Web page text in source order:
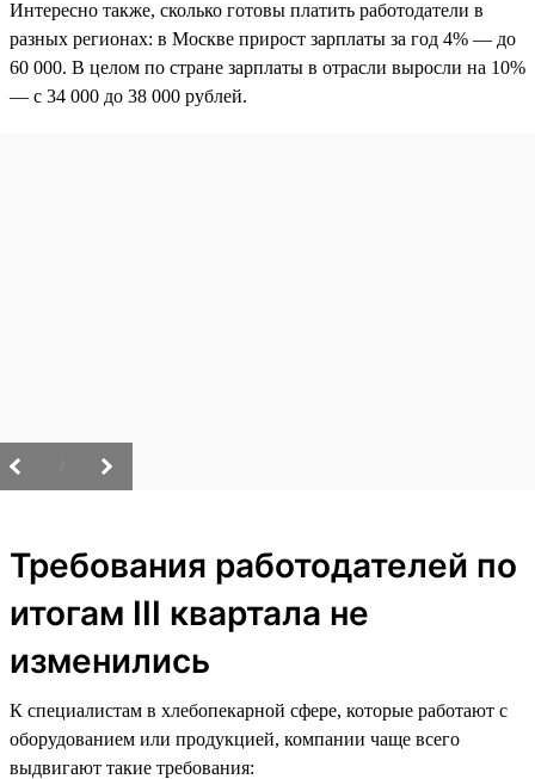
Интересно также, сколько готовы платить работодатели в
разных регионах: в Москве прирост зарплаты за год 4% — до
60 000. В целом по стране зарплаты в отрасли выросли на 10%
— с 34 000 до 38 000 рублей.
Требования работодателей по
итогам III квартала не
изменились
К специалистам в хлебопекарной сфере, которые работают с
оборудованием или продукцией, компании чаще всего
выдвигают такие требования: